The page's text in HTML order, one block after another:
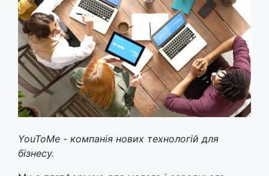
YouToMe - компанія нових технологій для
бізнесу.